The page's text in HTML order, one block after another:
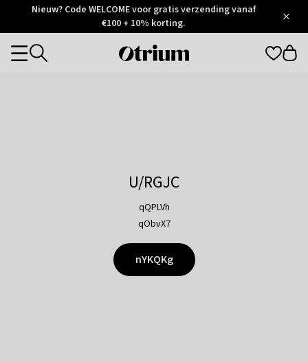
Otrium
Trustpilot
Nieuw? Code WELCOME voor gratis verzending vanaf
€100 + 10% korting.
Otrium
Categories
U/RGJC
qQPLVh
qObvX7
nYKQKg